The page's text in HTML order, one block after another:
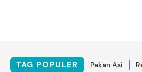
TAG POPULER Pekan Asi